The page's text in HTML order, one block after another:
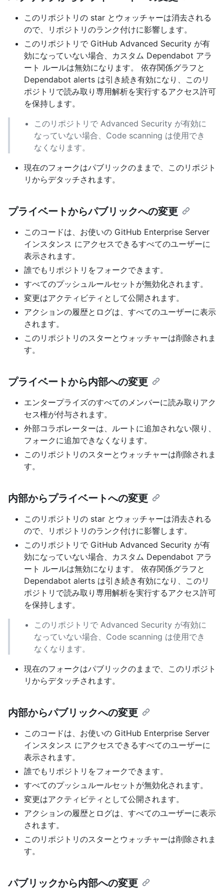
このリポジトリの star とウォッチャーは消去される
ので、リポジトリのランク付けに影響します。
このリポジトリで GitHub Advanced Security が有
効になっていない場合、カスタム Dependabot アラ
ート ルールは無効になります。 依存関係グラフと
Dependabot alerts は引き続き有効になり、このリ
ポジトリで読み取り専用解析を実行するアクセス許可
を保持します。
このリポジトリで Advanced Security が有効に
なっていない場合、Code scanning は使用でき
なくなります。
現在のフォークはパブリックのままで、このリポジト
リからデタッチされます。
プライベートからパブリックへの変更
このコードは、お使いの GitHub Enterprise Server
インスタンス にアクセスできるすべてのユーザーに
表示されます。
誰でもリポジトリをフォークできます。
すべてのプッシュルールセットが無効化されます。
変更はアクティビティとして公開されます。
アクションの履歴とログは、すべてのユーザーに表示
されます。
このリポジトリのスターとウォッチャーは削除されま
す。
プライベートから内部への変更
エンタープライズのすべてのメンバーに読み取りアク
セス権が付与されます。
外部コラボレーターは、ルートに追加されない限り、
フォークに追加できなくなります。
このリポジトリのスターとウォッチャーは削除されま
す。
内部からプライベートへの変更
このリポジトリの star とウォッチャーは消去される
ので、リポジトリのランク付けに影響します。
このリポジトリで GitHub Advanced Security が有
効になっていない場合、カスタム Dependabot アラ
ート ルールは無効になります。 依存関係グラフと
Dependabot alerts は引き続き有効になり、このリ
ポジトリで読み取り専用解析を実行するアクセス許可
を保持します。
このリポジトリで Advanced Security が有効に
なっていない場合、Code scanning は使用でき
なくなります。
現在のフォークはパブリックのままで、このリポジト
リからデタッチされます。
内部からパブリックへの変更
このコードは、お使いの GitHub Enterprise Server
インスタンス にアクセスできるすべてのユーザーに
表示されます。
誰でもリポジトリをフォークできます。
すべてのプッシュルールセットが無効化されます。
変更はアクティビティとして公開されます。
アクションの履歴とログは、すべてのユーザーに表示
されます。
このリポジトリのスターとウォッチャーは削除されま
す。
パブリックから内部への変更